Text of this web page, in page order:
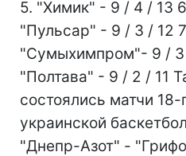
5. "Химик" - 9 / 4 / 13
"Пульсар" - 9 / 3 / 12
"Сумыхимпром"- 9 / 3
"Полтава" - 9 / 2 / 11
состоялись матчи 18-
украинской
"Днепр-Азот" -